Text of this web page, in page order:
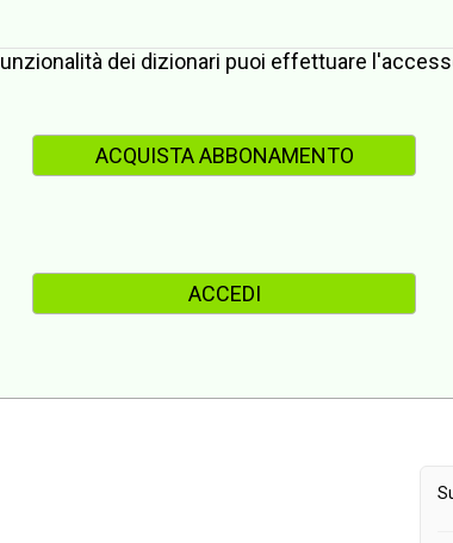
dei dizionari puoi effettuare
ACQUISTA ABBONAMENTO
ACCEDI